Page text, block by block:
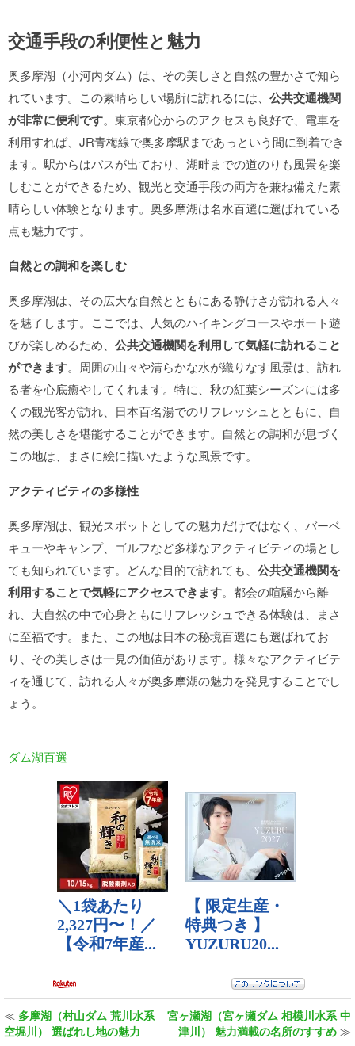
交通手段の利便性と魅力
奥多摩湖（小河内ダム）は、その美しさと自然の豊かさで知ら
れています。この素晴らしい場所に訪れるには、 公共交通機関
が非常に便利です。東京都心からのアクセスも良好で、電車を
利用すれば、JR青梅線で奥多摩駅まであっという間に到着でき
ます。駅からはバスが出ており、湖畔までの道のりも風景を楽
しむことができるため、観光と交通手段の両方を兼ね備えた素
晴らしい体験となります。奥多摩湖は名水百選に選ばれている
点も魅力です。
自然との調和を楽しむ
奥多摩湖は、その広大な自然とともにある静けさが訪れる人々
を魅了します。ここでは、人気のハイキングコースやボート遊
びが楽しめるため、 公共交通機関を利用して気軽に訪れること
ができます。周囲の山々や清らかな水が織りなす風景は、訪れ
る者を心底癒やしてくれます。特に、秋の紅葉シーズンには多
くの観光客が訪れ、日本百名湯でのリフレッシュとともに、自
然の美しさを堪能することができます。自然との調和が息づく
この地は、まさに絵に描いたような風景です。
アクティビティの多様性
奥多摩湖は、観光スポットとしての魅力だけではなく、バーベ
キューやキャンプ、ゴルフなど多様なアクティビティの場とし
ても知られています。どんな目的で訪れても、 公共交通機関を
利用することで気軽にアクセスできます。都会の喧騒から離
れ、大自然の中で心身ともにリフレッシュできる体験は、まさ
に至福です。また、この地は日本の秘境百選にも選ばれてお
り、その美しさは一見の価値があります。様々なアクティビテ
ィを通じて、訪れる人々が奥多摩湖の魅力を発見することでし
ょう。
ダム湖百選
≪ 多摩湖（村山ダム 荒川水系
空堀川） 選ばれし地の魅力
宮ヶ瀬湖（宮ヶ瀬ダム 相模川水系 中
津川） 魅力満載の名所のすすめ ≫